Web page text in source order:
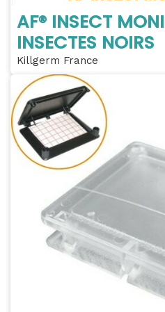
AF® INSECT
INSECTES NOIRS
Killgerm France